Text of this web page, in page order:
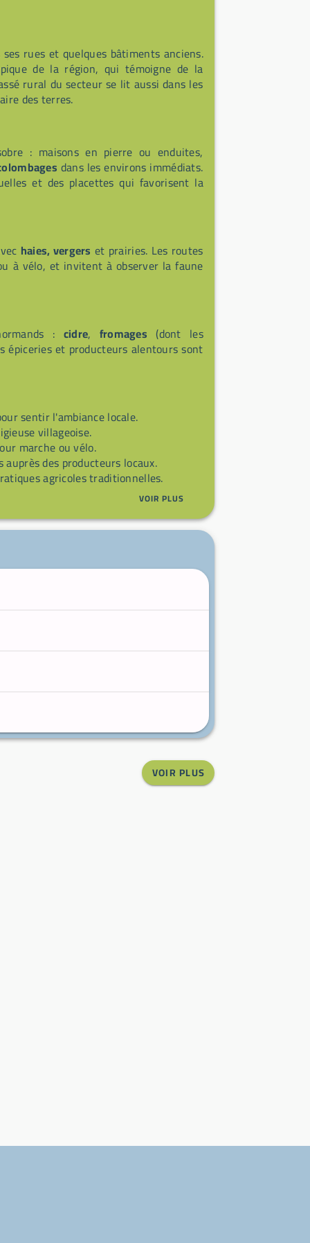
rues et quelques bâtiments anciens.
de la région, qui témoigne de la
rural du secteur se lit aussi dans les
des terres.
: maisons en pierre ou enduites,
dans les environs immédiats.
et des placettes qui favorisent la
haies, vergers et prairies. Les routes
à vélo, et invitent à observer la faune
: cidre, fromages (dont les
épiceries et producteurs alentours sont
sentir l'ambiance locale.
villageoise.
marche ou vélo.
des producteurs locaux.
agricoles traditionnelles.
VOIR PLUS
VOIR PLUS